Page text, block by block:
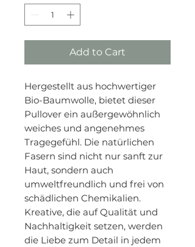
Add to Cart
Hergestellt aus hochwertiger
Bio-Baumwolle, bietet dieser
Pullover ein außergewöhnlich
weiches und angenehmes
Tragegefühl. Die natürlichen
Fasern sind nicht nur sanft zur
Haut, sondern auch
umweltfreundlich und frei von
schädlichen Chemikalien.
Kreative, die auf Qualität und
Nachhaltigkeit setzen, werden
die Liebe zum Detail in jedem